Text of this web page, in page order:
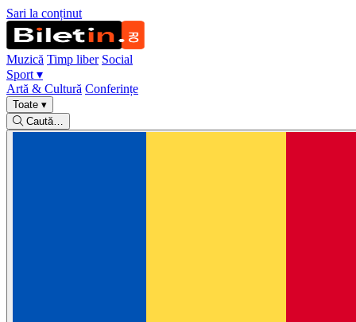
Sari la conținut
Muzică Timp liber Social
Sport ▾
Artă & Cultură Conferințe
Toate ▾
Caută…